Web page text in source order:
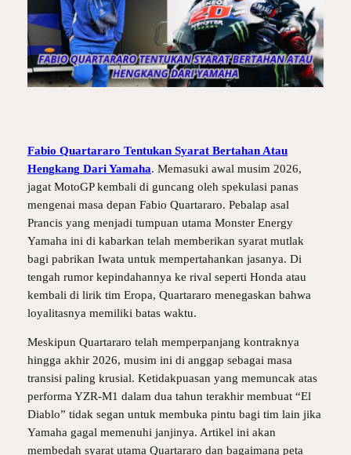
Fabio Quartararo Tentukan Syarat Bertahan Atau
Hengkang Dari Yamaha. Memasuki awal musim 2026,
jagat MotoGP kembali di guncang oleh spekulasi panas
mengenai masa depan Fabio Quartararo. Pebalap asal
Prancis yang menjadi tumpuan utama Monster Energy
Yamaha ini di kabarkan telah memberikan syarat mutlak
bagi pabrikan Iwata untuk mempertahankan jasanya. Di
tengah rumor kepindahannya ke rival seperti Honda atau
kembali di lirik tim Eropa, Quartararo menegaskan bahwa
loyalitasnya memiliki batas waktu.
Meskipun Quartararo telah memperpanjang kontraknya
hingga akhir 2026, musim ini di anggap sebagai masa
transisi paling krusial. Ketidakpuasan yang memuncak atas
performa YZR-M1 dalam dua tahun terakhir membuat “El
Diablo” tidak segan untuk membuka pintu bagi tim lain jika
Yamaha gagal memenuhi janjinya. Artikel ini akan
membedah syarat utama Quartararo dan bagaimana peta